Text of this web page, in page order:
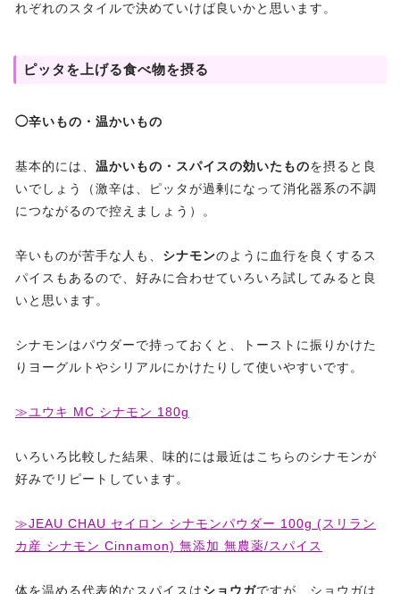
れぞれのスタイルで決めていけば良いかと思います。
ピッタを上げる食べ物を摂る
◯辛いもの・温かいもの
基本的には、 温かいもの・スパイスの効いたものを摂ると良
いでしょう（激辛は、ピッタが過剰になって消化器系の不調
につながるので控えましょう）。
辛いものが苦手な人も、 シナモンのように血行を良くするス
パイスもあるので、好みに合わせていろいろ試してみると良
いと思います。
シナモンはパウダーで持っておくと、トーストに振りかけた
りヨーグルトやシリアルにかけたりして使いやすいです。
≫ユウキ MC シナモン 180g
いろいろ比較した結果、味的には最近はこちらのシナモンが
好みでリピートしています。
≫JEAU CHAU セイロン シナモンパウダー 100g (スリラン
カ産 シナモン Cinnamon) 無添加 無農薬/スパイス
体を温める代表的なスパイスはショウガですが、ショウガは